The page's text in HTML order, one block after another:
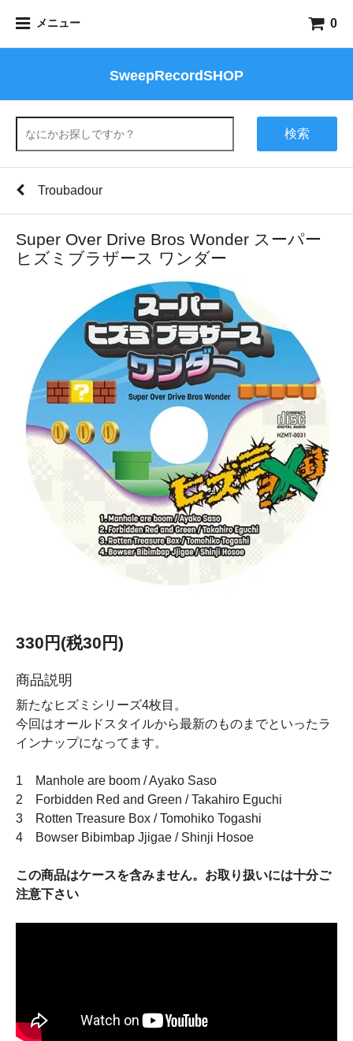
メニュー 0
SweepRecordSHOP
検索
Troubadour
Super Over Drive Bros Wonder スーパー
ヒズミブラザース ワンダー
330円(税30円)
商品説明
新たなヒズミシリーズ4枚目。
今回はオールドスタイルから最新のものまでといったラ
インナップになってます。
1 Manhole are boom / Ayako Saso
2 Forbidden Red and Green / Takahiro Eguchi
3 Rotten Treasure Box / Tomohiko Togashi
4 Bowser Bibimbap Jjigae / Shinji Hosoe
この商品はケースを含みません。お取り扱いには十分ご
注意下さい